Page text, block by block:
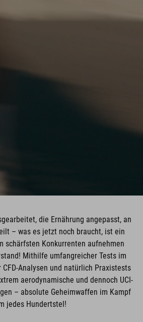
die Ernährung angepasst, an
– was es jetzt noch braucht, ist ein
schärfsten Konkurrenten aufnehmen
Mithilfe umfangreicher Tests im
Analysen und natürlich Praxistests
aerodynamische und dennoch UCI-
– absolute Geheimwaffen im Kampf
jedes Hundertstel!